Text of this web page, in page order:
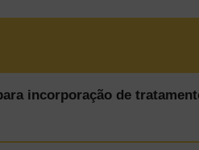
incorporação de